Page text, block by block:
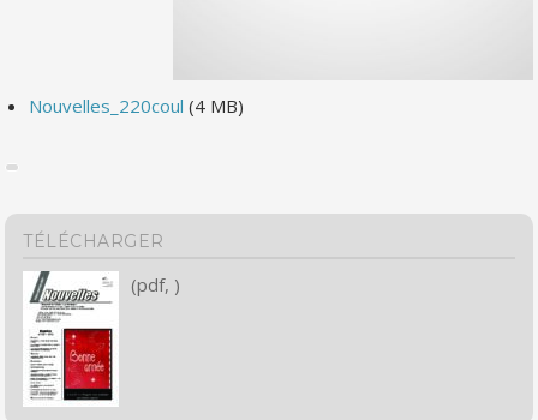
Nouvelles_220coul (4 MB)
TÉLÉCHARGER
(pdf, )